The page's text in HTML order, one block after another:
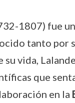
1807) fue
tanto por
su vida,
que
en la